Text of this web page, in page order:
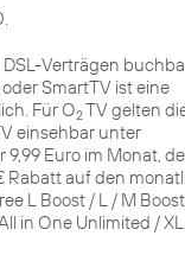
Verträgen
SmartTV ist eine
Für O2TV gelten
einsehbar unter
9,99 Euro im Monat,
Rabatt auf den
L Boost / L / M
in One Unlimited / XL.